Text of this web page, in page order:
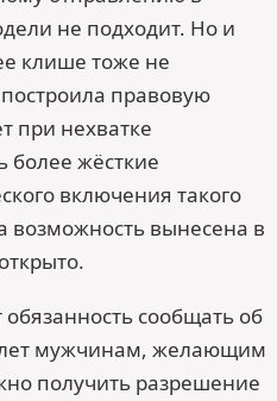
не подходит. Но и
клише тоже не
правовую
при нехватке
более жёсткие
включения такого
возможность вынесена в
сообщать об
лет мужчинам, желающим
получить разрешение